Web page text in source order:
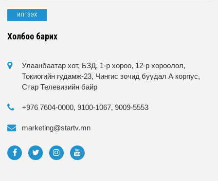
Холбоо барих
Улаанбаатар хот, БЗД, 1-р хороо, 12-р хороолол,
Токиогийн гудамж-23, Чингис зочид буудал А корпус,
Стар Телевизийн байр
+976 7604-0000, 9100-1067, 9009-5553
marketing@startv.mn